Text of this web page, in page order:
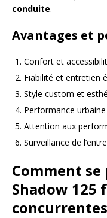
conduite.
Avantages et
Confort et
Fiabilité et entretien
Style custom et
Performance
Attention aux
Surveillance de
Comment
Shadow 125